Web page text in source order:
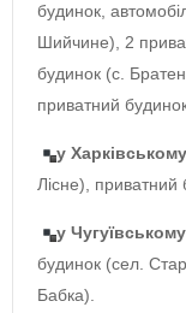
будинок,
Шийчине), 2
будинок (с.
приватний
у
Лісне), приватний
у
будинок (сел.
Бабка).